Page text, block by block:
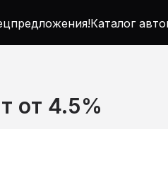
Каталог
от 4.5%